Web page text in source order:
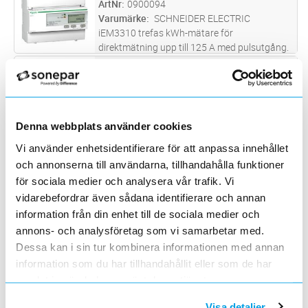
Denna webbplats använder cookies
Vi använder enhetsidentifierare för att anpassa innehållet
och annonserna till användarna, tillhandahålla funktioner
för sociala medier och analysera vår trafik. Vi
vidarebefordrar även sådana identifierare och annan
information från din enhet till de sociala medier och
annons- och analysföretag som vi samarbetar med.
Dessa kan i sin tur kombinera informationen med annan
information som du har tillhandahållit eller som de har
samlat in när du har använt deras tjänster.
status eller för pulsräkning från...läs mer
ArtNr 0900094
Varumärke
SCHNEIDER ELECTRIC
iEM3310 trefas kWh-mätare för
direktmätning upp till 125 A med pulsutgång.
Varumärke GARO
GARO digitala energimätare för 3-fassystem
mycket lättplacerade i alla typer av elcentraler
som har DIN-montage. På disp...läs mer
ST Lägg i kundvagn
ENERGIMÄTARE 3-FAS 80A MID
Varumärke ELTAKO
Energimätare 3-fas DSZ15D-3x80A MID
ST Lägg i kundvagn
ENERGIMÄTARE U-ANSLUTNING
ArtNr 0900297
Varumärke WAGO
Energimätare, U-anslutning, 65A, 3x230/400
anslutning övrigt Push-in CAGE CLAMP med